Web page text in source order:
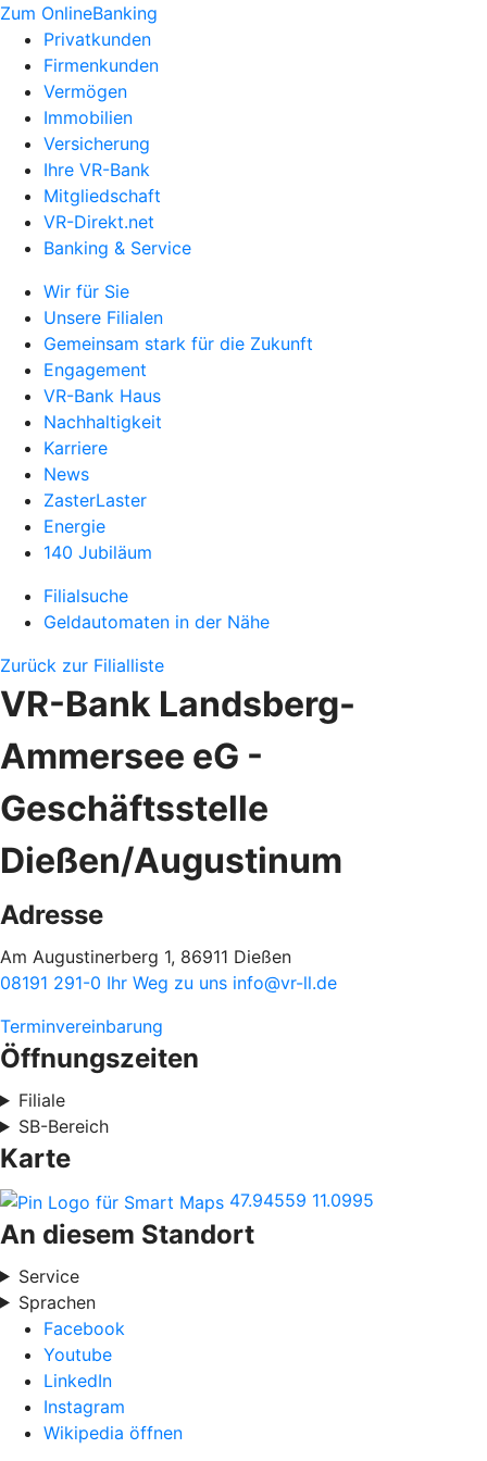
Zum OnlineBanking
Privatkunden
Firmenkunden
Vermögen
Immobilien
Versicherung
Ihre VR-Bank
Mitgliedschaft
VR-Direkt.net
Banking & Service
Wir für Sie
Unsere Filialen
Gemeinsam stark für die Zukunft
Engagement
VR-Bank Haus
Nachhaltigkeit
Karriere
News
ZasterLaster
Energie
140 Jubiläum
Filialsuche
Geldautomaten in der Nähe
Zurück zur Filialliste
VR-Bank Landsberg-
Ammersee eG -
Geschäftsstelle
Dießen/Augustinum
Adresse
Am Augustinerberg 1, 86911 Dießen
08191 291-0 Ihr Weg zu uns info@vr-ll.de
Terminvereinbarung
Öffnungszeiten
Filiale
SB-Bereich
Karte
47.94559 11.0995
An diesem Standort
Service
Sprachen
Facebook
Youtube
LinkedIn
Instagram
Wikipedia öffnen